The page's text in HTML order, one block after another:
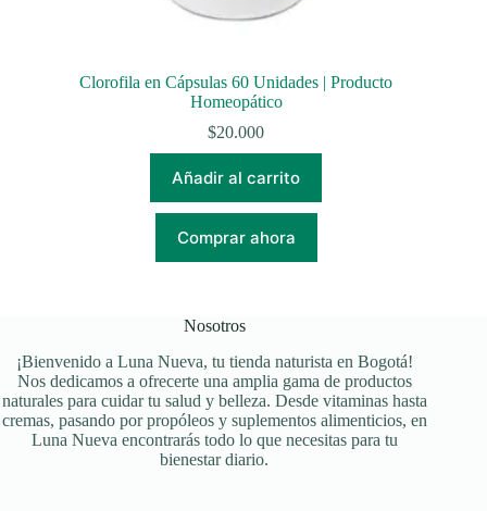
Clorofila en Cápsulas 60 Unidades | Producto
Homeopático
$20.000
Añadir al carrito
Comprar ahora
Nosotros
¡Bienvenido a Luna Nueva, tu tienda naturista en Bogotá!
Nos dedicamos a ofrecerte una amplia gama de productos
naturales para cuidar tu salud y belleza. Desde vitaminas hasta
cremas, pasando por propóleos y suplementos alimenticios, en
Luna Nueva encontrarás todo lo que necesitas para tu
bienestar diario.